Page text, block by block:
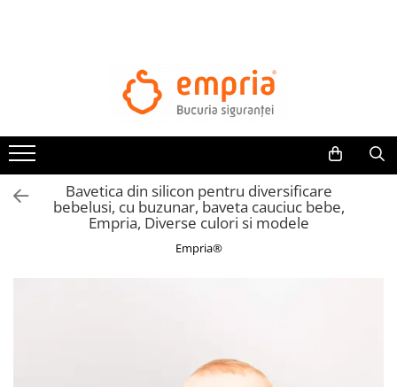
Bariere protectie pentru pat
Protectii mobilier
Banda protectie mobila copii
Protectie colturi mobila copii
Bavetica din silicon pentru diversificare
bebelusi, cu buzunar, baveta cauciuc bebe,
Empria, Diverse culori si modele
Empria®